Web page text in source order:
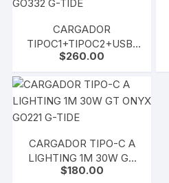
CARGADOR
TIPOC1+TIPOC2+USB-
A: 45W+18W MAX GT
$260.00
CARGADOR TIPO-C A
LIGHTING 1M 30W GT
ONYX GO221 G-TIDE
$180.00